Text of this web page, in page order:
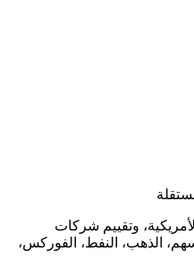
وتقييم شركات
الذهب، النفط، الفوركس،